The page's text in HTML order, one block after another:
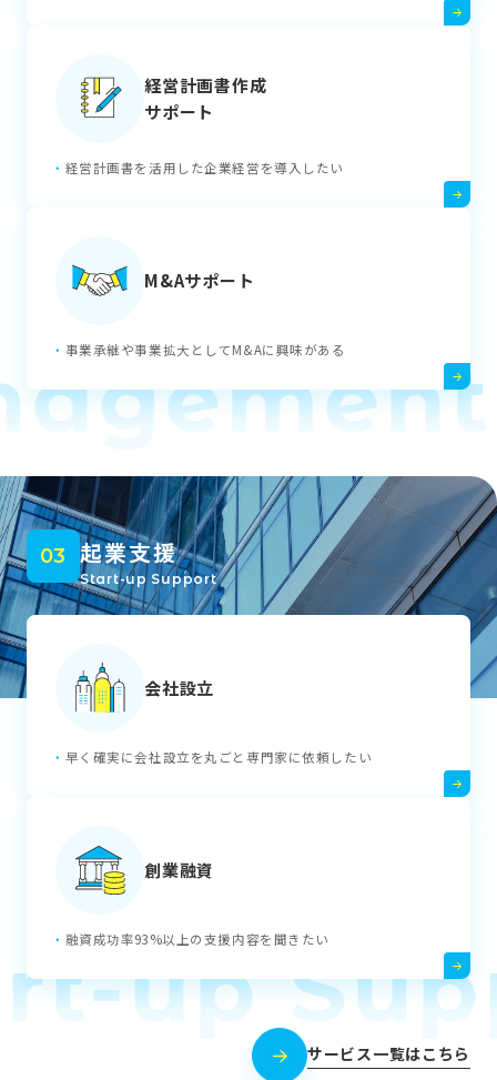
経営計画書作成
サポート
経営計画書を活用した企業経営を導入したい
M&Aサポート
事業承継や事業拡大としてM&Aに興味がある
03 起業支援
Start-up Support
会社設立
早く確実に会社設立を丸ごと専門家に依頼したい
創業融資
融資成功率93%以上の支援内容を聞きたい
up
サービス一覧はこちら